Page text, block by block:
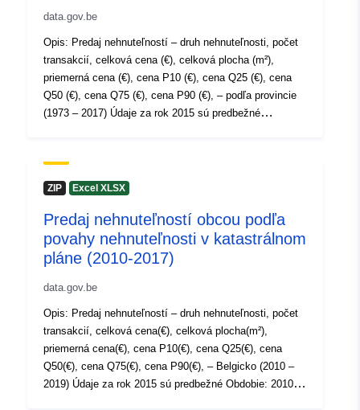
mailto:statbel@economie.fgov.be
Adresa URL:
https://statbel.fgov.be/en
https://statbel.fgov.be/fr
https://statbel.fgov.be/nl
Katalógový
30 July 2026
Zemepisné
pokrytie:
Súradnice:
Typ: Polygon
Identifikátory: NodeID674
data.gov.be
Opis: Predaj nehnuteľností – druh nehnuteľnosti, počet
transakcií, celková cena (€), celková plocha (m²),
priemerná cena (€), cena P10 (€), cena Q25 (€), cena
Q50 (€), cena Q75 (€), cena P90 (€), – podľa provincie
(1973 – 2017) Údaje za rok 2015 sú predbežné
ZIP Excel XLSX
Predaj nehnuteľností obcou podľa
povahy nehnuteľnosti v katastrálnom
pláne (2010-2017)
data.gov.be
Opis: Predaj nehnuteľností – druh nehnuteľnosti, počet
transakcií, celková cena(€), celková plocha(m²),
priemerná cena(€), cena P10(€), cena Q25(€), cena
Q50(€), cena Q75(€), cena P90(€), – Belgicko (2010 –
2019) Údaje za rok 2015 sú predbežné Obdobie: 2010-